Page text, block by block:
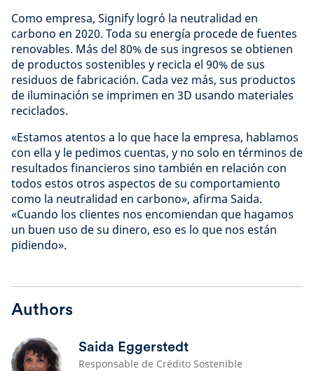
Como empresa, Signify logró la neutralidad en
carbono en 2020. Toda su energía procede de fuentes
renovables. Más del 80% de sus ingresos se obtienen
de productos sostenibles y recicla el 90% de sus
residuos de fabricación. Cada vez más, sus productos
de iluminación se imprimen en 3D usando materiales
reciclados.
«Estamos atentos a lo que hace la empresa, hablamos
con ella y le pedimos cuentas, y no solo en términos de
resultados financieros sino también en relación con
todos estos otros aspectos de su comportamiento
como la neutralidad en carbono», afirma Saida.
«Cuando los clientes nos encomiendan que hagamos
un buen uso de su dinero, eso es lo que nos están
pidiendo».
Authors
Saida Eggerstedt
Responsable de Crédito Sostenible